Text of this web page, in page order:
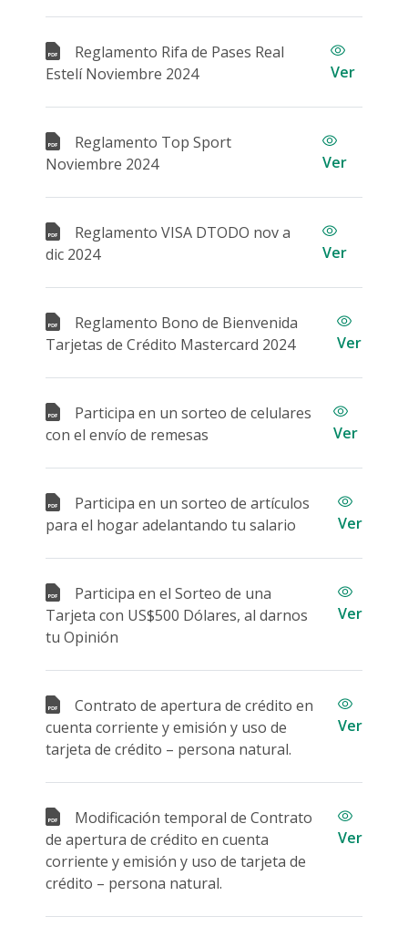
Reglamento Rifa de Pases Real
Estelí Noviembre 2024
Ver
Reglamento Top Sport
Noviembre 2024
Ver
Reglamento VISA DTODO nov a
dic 2024
Ver
Reglamento Bono de Bienvenida
Tarjetas de Crédito Mastercard 2024
Ver
Participa en un sorteo de celulares
con el envío de remesas
Ver
Participa en un sorteo de artículos
para el hogar adelantando tu salario
Ver
Participa en el Sorteo de una
Tarjeta con US$500 Dólares, al darnos
tu Opinión
Ver
Contrato de apertura de crédito en
cuenta corriente y emisión y uso de
tarjeta de crédito – persona natural.
Ver
Modificación temporal de Contrato
de apertura de crédito en cuenta
corriente y emisión y uso de tarjeta de
crédito – persona natural.
Ver